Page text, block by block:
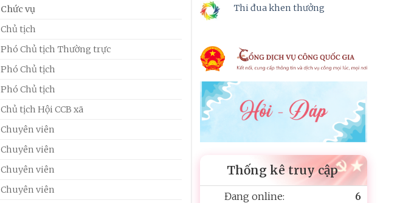
Chức vụ
Chủ tịch
Phó Chủ tịch Thường trực
Phó Chủ tịch
Phó Chủ tịch
Chủ tịch Hội CCB xã
Chuyên viên
Chuyên viên
Chuyên viên
Chuyên viên
Thi đua khen thưởng
Thống kê truy cập
Đang online:
6